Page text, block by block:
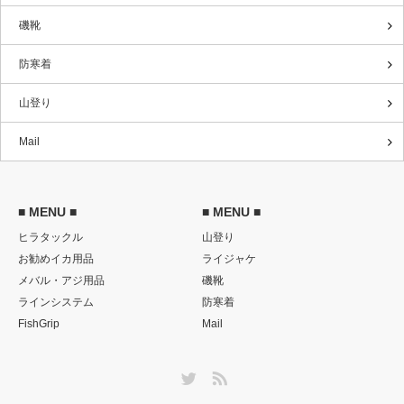
磯靴
防寒着
山登り
Mail
■ MENU ■
ヒラタックル
お勧めイカ用品
メバル・アジ用品
ラインシステム
FishGrip
■ MENU ■
山登り
ライジャケ
磯靴
防寒着
Mail